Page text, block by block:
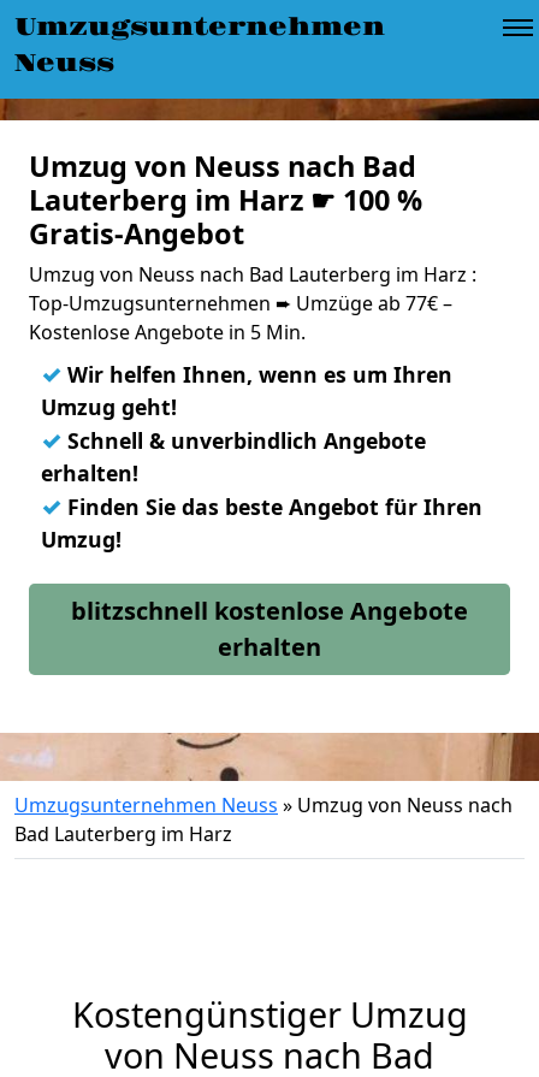
Umzugsunternehmen
Neuss
Umzug von Neuss nach Bad
Lauterberg im Harz ☛ 100 %
Gratis-Angebot
Umzug von Neuss nach Bad Lauterberg im Harz :
Top-Umzugsunternehmen ➨ Umzüge ab 77€ –
Kostenlose Angebote in 5 Min.
✓ Wir helfen Ihnen, wenn es um Ihren
Umzug geht!
✓ Schnell & unverbindlich Angebote
erhalten!
✓ Finden Sie das beste Angebot für Ihren
Umzug!
blitzschnell kostenlose Angebote
erhalten
Umzugsunternehmen Neuss » Umzug von Neuss nach
Bad Lauterberg im Harz
Kostengünstiger Umzug
von Neuss nach Bad